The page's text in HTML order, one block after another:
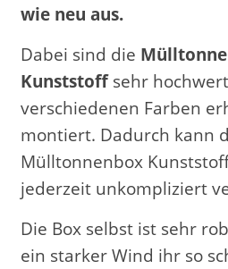
wie neu aus.
Dabei sind die
Kunststoffsehr
verschiedenen Farben
montiert. Dadurch kann
Mülltonnenbox
jederzeit unkompliziert
Die Box selbst ist sehr
ein starker Wind ihr so